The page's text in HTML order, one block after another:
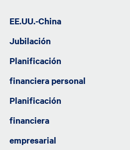
EE.UU.-China
Jubilación
Planificación
financiera personal
Planificación
financiera
empresarial